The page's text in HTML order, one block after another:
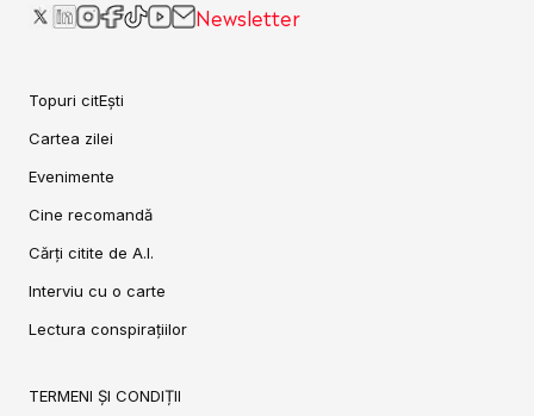
Newsletter
Topuri citEști
Cartea zilei
Evenimente
Cine recomandă
Cărți citite de A.I.
Interviu cu o carte
Lectura conspirațiilor
TERMENI ȘI CONDIȚII